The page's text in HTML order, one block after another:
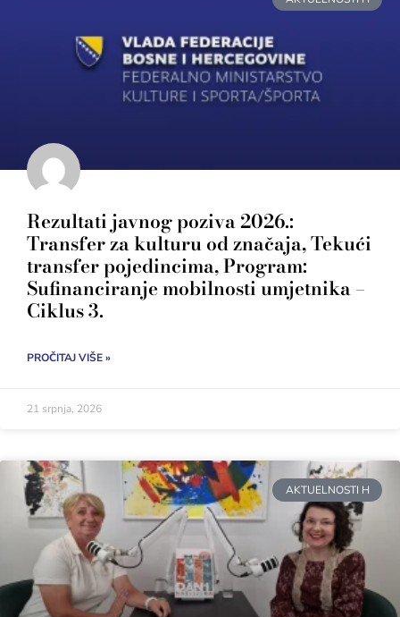
Rezultati javnog poziva 2026.:
Transfer za kulturu od značaja, Tekući
transfer pojedincima, Program:
Sufinanciranje mobilnosti umjetnika –
Ciklus 3.
PROČITAJ VIŠE »
21 srpnja, 2026
AKTUELNOSTI H